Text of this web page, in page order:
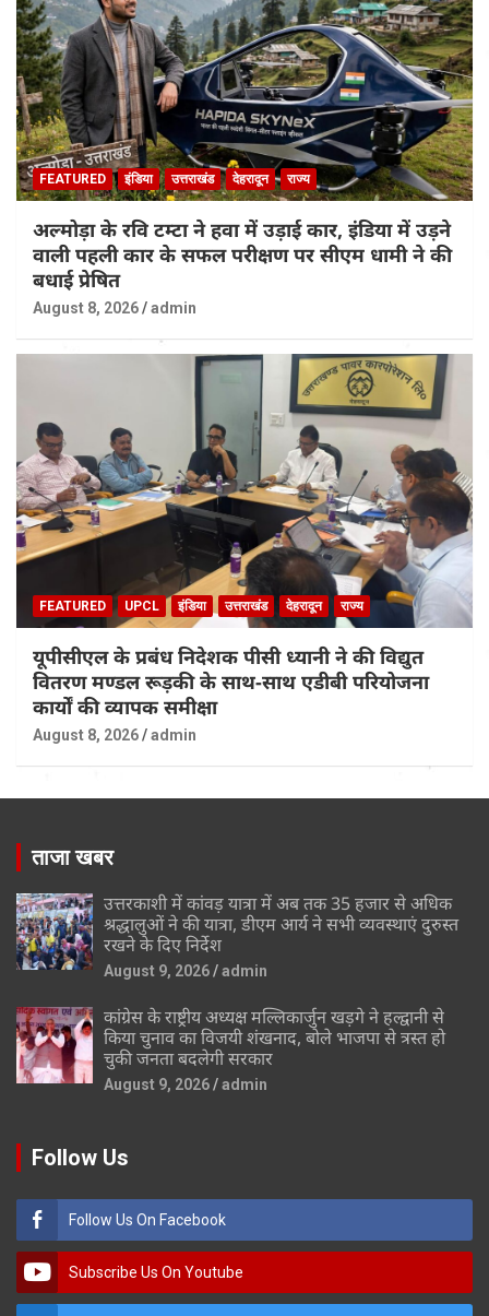
FEATURED इंडिया उत्तराखंड देहरादून राज्य
अल्मोड़ा के रवि टम्टा ने हवा में उड़ाई कार, इंडिया में उड़ने
वाली पहली कार के सफल परीक्षण पर सीएम धामी ने की
बधाई प्रेषित
August 8, 2026 admin
FEATURED UPCL इंडिया उत्तराखंड देहरादून राज्य
यूपीसीएल के प्रबंध निदेशक पीसी ध्यानी ने की विद्युत
वितरण मण्डल रूड़की के साथ-साथ एडीबी परियोजना
कार्यों की व्यापक समीक्षा
August 8, 2026 admin
ताजा खबर
उत्तरकाशी में कांवड़ यात्रा में अब तक 35 हजार से अधिक
श्रद्धालुओं ने की यात्रा, डीएम आर्य ने सभी व्यवस्थाएं दुरुस्त
रखने के दिए निर्देश
August 9, 2026 admin
कांग्रेस के राष्ट्रीय अध्यक्ष मल्लिकार्जुन खड़गे ने हल्द्वानी से
किया चुनाव का विजयी शंखनाद, बोले भाजपा से त्रस्त हो
चुकी जनता बदलेगी सरकार
August 9, 2026 admin
Follow Us
Follow Us On Facebook
Subscribe Us On Youtube